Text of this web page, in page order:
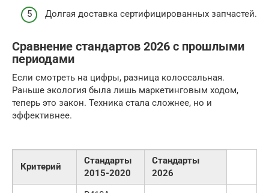
Долгая доставка сертифицированных запчастей.
Сравнение стандартов 2026 с прошлыми
периодами
Если смотреть на цифры, разница колоссальная.
Раньше экология была лишь маркетинговым ходом,
теперь это закон. Техника стала сложнее, но и
эффективнее.
Критерий
Стандарты
2015-2020
Стандарты
2026